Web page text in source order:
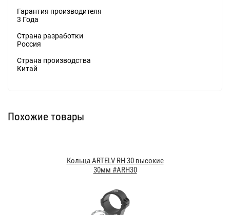
Гарантия производителя
3 Года
Страна разработки
Россия
Страна производства
Китай
Похожие товары
Кольца ARTELV RH 30 высокие
30мм #ARH30